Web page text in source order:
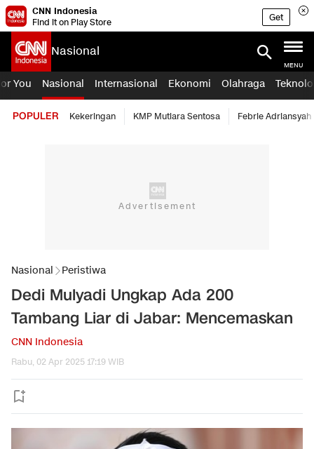
CNN Indonesia
Find it on Play Store
Get
Nasional
MENU
You Nasional Internasional Ekonomi Olahraga
POPULER Kekeringan KMP Mutiara Sentosa Febrie Adriansyah
Nasional Peristiwa
Dedi Mulyadi Ungkap Ada 200
Tambang Liar di Jabar: Mencemaskan
CNN Indonesia
Rabu, 02 Apr 2025 17:19 WIB